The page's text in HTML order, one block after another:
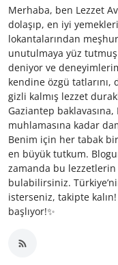
Merhaba, ben Lezzet
dolaşıp, en iyi
lokantalarından
unutulmaya yüz
deniyor ve
kendine özgü
gizli kalmış lezzet
Gaziantep baklavasına,
muhlamasına kadar
Benim için her tabak
en büyük tutkum.
zamanda bu
bulabilirsiniz.
isterseniz, takipte
başlıyor!✨